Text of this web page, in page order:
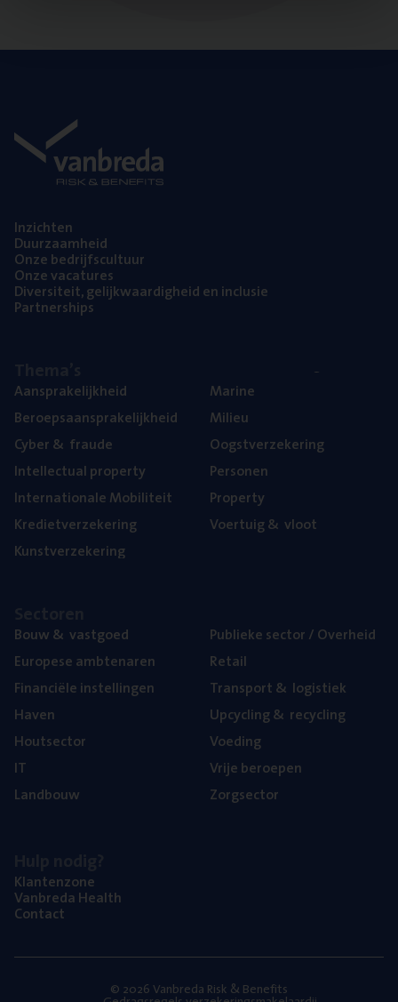
Inzich­ten
Duur­zaam­heid
Onze bedrijfs­cul­tuur
Onze vaca­tu­res
Diver­si­teit, gelijk­waar­dig­heid en inclusie
Part­ner­ships
Aan­spra­ke­lijk­heid
Beroeps­aan­spra­ke­lijk­heid
Cyber& fraude
Intel­lec­tu­al property
Inter­na­ti­o­na­le Mobiliteit
Kre­diet­ver­ze­ke­ring
Kunst­ver­ze­ke­ring
Mari­ne
Mili­eu
Oogst­ver­ze­ke­ring
Per­so­nen
Pro­per­ty
Voer­tuig& vloot
Bouw& vastgoed
Euro­pe­se ambtenaren
Finan­ci­ë­le instellingen
Haven
Hout­sec­tor
IT
Land­bouw
Publie­ke sec­tor / Overheid
Retail
Trans­port& logistiek
Upcy­cling& recycling
Voe­ding
Vrije beroe­pen
Zorg­sec­tor
Klan­ten­zo­ne
Van­b­re­da Health
Con­tact
© 2026 Vanbreda Risk & Benefits